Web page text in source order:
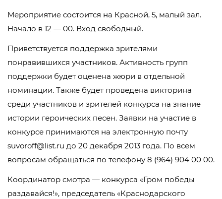
Мероприятие состоится на Красной, 5, малый зал.
Начало в 12 — 00. Вход свободный.
Приветствуется поддержка зрителями
понравившихся участников. Активность групп
поддержки будет оценена жюри в отдельной
номинации. Также будет проведена викторина
среди участников и зрителей конкурса на знание
истории героических песен. Заявки на участие в
конкурсе принимаются на электронную почту
suvoroff@list.ru до 20 декабря 2013 года. По всем
вопросам обращаться по телефону 8 (964) 904 00 00.
Координатор смотра — конкурса «Гром победы
раздавайся!», председатель «Краснодарского